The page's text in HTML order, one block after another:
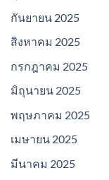
กันยายน 2025
สิงหาคม 2025
กรกฎาคม 2025
มิถุนายน 2025
พฤษภาคม 2025
เมษายน 2025
มีนาคม 2025